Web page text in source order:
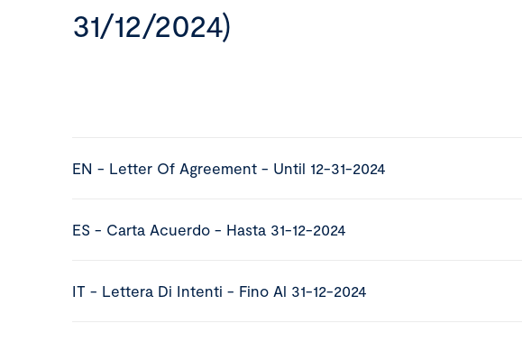
31/12/2024)
EN - Letter Of Agreement - Until 12-31-2024
ES - Carta Acuerdo - Hasta 31-12-2024
IT - Lettera Di Intenti - Fino Al 31-12-2024